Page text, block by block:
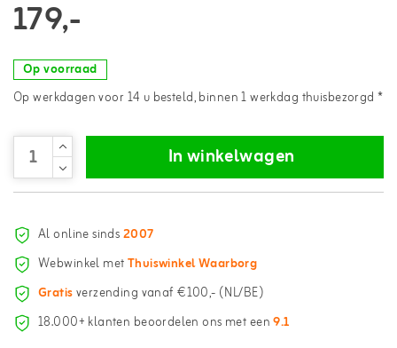
179,-
Op voorraad
Op werkdagen voor 14 u besteld, binnen 1 werkdag thuisbezorgd *
In winkelwagen
Al online sinds2007
Webwinkel metThuiswinkel Waarborg
Gratisverzending vanaf €100,- (NL/BE)
18.000+ klanten beoordelen ons met een9.1